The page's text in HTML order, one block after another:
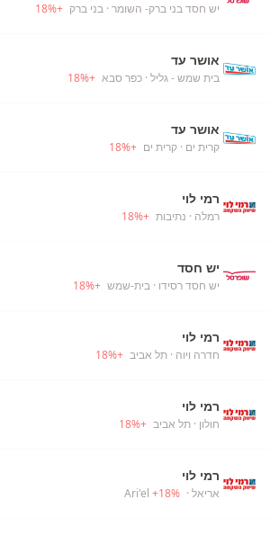
יש חסד בני ברק- השומר · בני ברק +
18%
אושר עד
בית שמש - גליל · כפר סבא +
18%
אושר עד
קרית ים · קרית ים +
18%
רמי לוי
רמלה · נתיבות +
18%
יש חסד
יש חסד רסידו · בית-שמש +
18%
רמי לוי
חדרה ויוה · תל אביב +
18%
רמי לוי
חולון · תל אביב +
18%
רמי לוי
אריאל · Ari'el
+18%